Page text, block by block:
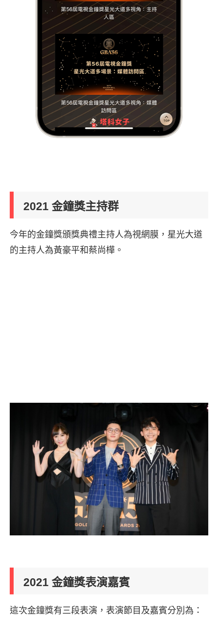
2021 金鐘獎主持群
今年的金鐘獎頒獎典禮主持人為視網膜，星光大道
的主持人為黃豪平和蔡尚樺。
2021 金鐘獎表演嘉賓
這次金鐘獎有三段表演，表演節目及嘉賓分別為：